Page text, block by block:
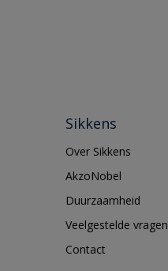
Sikkens
Over Sikkens
AkzoNobel
Duurzaamheid
Veelgestelde vragen
Contact